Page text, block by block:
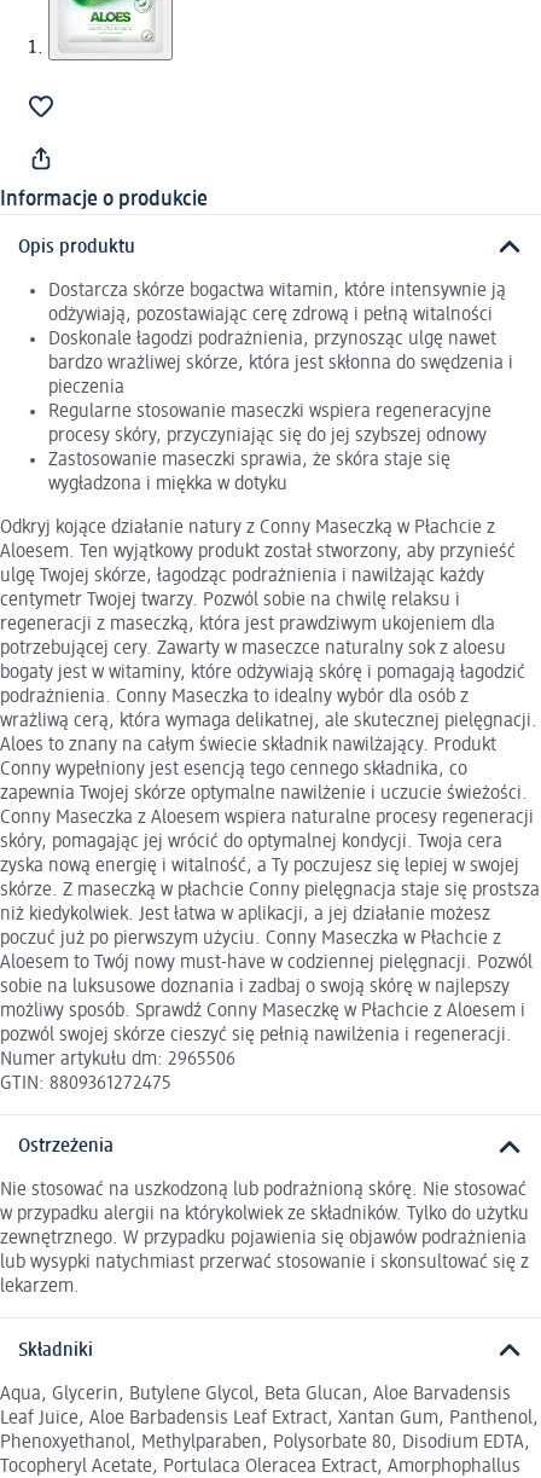
Informacje o produkcie
Opis produktu
Dostarcza skórze bogactwa witamin, które intensywnie ją
odżywiają, pozostawiając cerę zdrową i pełną witalności
Doskonale łagodzi podrażnienia, przynosząc ulgę nawet
bardzo wrażliwej skórze, która jest skłonna do swędzenia i
pieczenia
Regularne stosowanie maseczki wspiera regeneracyjne
procesy skóry, przyczyniając się do jej szybszej odnowy
Zastosowanie maseczki sprawia, że skóra staje się
wygładzona i miękka w dotyku
Odkryj kojące działanie natury z Conny Maseczką w Płachcie z
Aloesem. Ten wyjątkowy produkt został stworzony, aby przynieść
ulgę Twojej skórze, łagodząc podrażnienia i nawilżając każdy
centymetr Twojej twarzy. Pozwól sobie na chwilę relaksu i
regeneracji z maseczką, która jest prawdziwym ukojeniem dla
potrzebującej cery. Zawarty w maseczce naturalny sok z aloesu
bogaty jest w witaminy, które odżywiają skórę i pomagają łagodzić
podrażnienia. Conny Maseczka to idealny wybór dla osób z
wrażliwą cerą, która wymaga delikatnej, ale skutecznej pielęgnacji.
Aloes to znany na całym świecie składnik nawilżający. Produkt
Conny wypełniony jest esencją tego cennego składnika, co
zapewnia Twojej skórze optymalne nawilżenie i uczucie świeżości.
Conny Maseczka z Aloesem wspiera naturalne procesy regeneracji
skóry, pomagając jej wrócić do optymalnej kondycji. Twoja cera
zyska nową energię i witalność, a Ty poczujesz się lepiej w swojej
skórze. Z maseczką w płachcie Conny pielęgnacja staje się prostsza
niż kiedykolwiek. Jest łatwa w aplikacji, a jej działanie możesz
poczuć już po pierwszym użyciu. Conny Maseczka w Płachcie z
Aloesem to Twój nowy must-have w codziennej pielęgnacji. Pozwól
sobie na luksusowe doznania i zadbaj o swoją skórę w najlepszy
możliwy sposób. Sprawdź Conny Maseczkę w Płachcie z Aloesem i
pozwól swojej skórze cieszyć się pełnią nawilżenia i regeneracji.
Numer artykułu dm: 2965506
GTIN: 8809361272475
Ostrzeżenia
Nie stosować na uszkodzoną lub podrażnioną skórę. Nie stosować
w przypadku alergii na którykolwiek ze składników. Tylko do użytku
zewnętrznego. W przypadku pojawienia się objawów podrażnienia
lub wysypki natychmiast przerwać stosowanie i skonsultować się z
lekarzem.
Składniki
Aqua, Glycerin, Butylene Glycol, Beta Glucan, Aloe Barvadensis
Leaf Juice, Aloe Barbadensis Leaf Extract, Xantan Gum, Panthenol,
Phenoxyethanol, Methylparaben, Polysorbate 80, Disodium EDTA,
Tocopheryl Acetate, Portulaca Oleracea Extract, Amorphophallus